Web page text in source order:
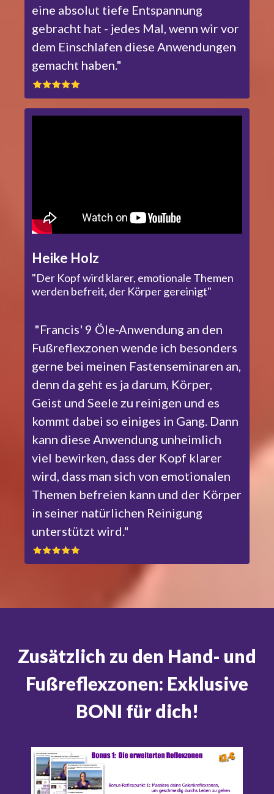
eine absolut tiefe Entspannung
gebracht hat - jedes Mal, wenn wir vor
dem Einschlafen diese Anwendungen
gemacht haben."
Heike Holz
"Der Kopf wird klarer, emotionale Themen
werden befreit, der Körper gereinigt"
"Francis' 9 Öle-Anwendung an den
Fußreflexzonen wende ich besonders
gerne bei meinen Fastenseminaren an,
denn da geht es ja darum, Körper,
Geist und Seele zu reinigen und es
kommt dabei so einiges in Gang. Dann
kann diese Anwendung unheimlich
viel bewirken, dass der Kopf klarer
wird, dass man sich von emotionalen
Themen befreien kann und der Körper
in seiner natürlichen Reinigung
unterstützt wird."
Zusätzlich zu den Hand- und
Fußreflexzonen: Exklusive
BONI für dich!